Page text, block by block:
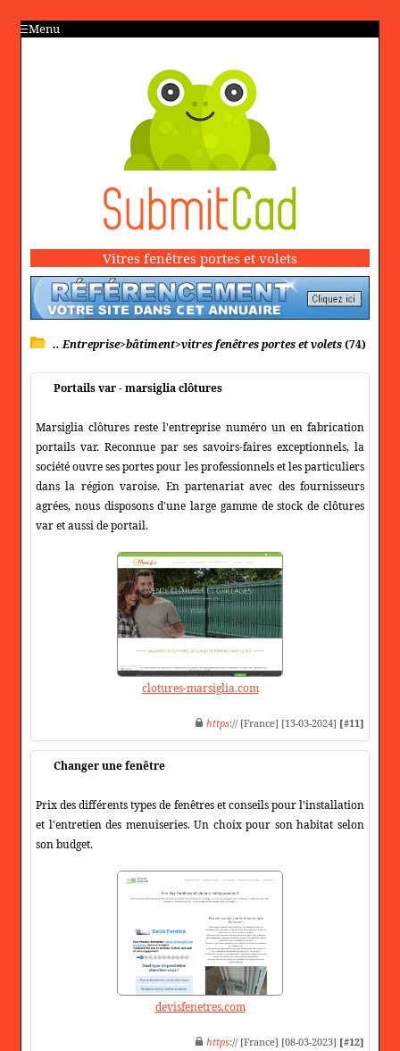
Menu
Vitres fenêtres portes et volets
.. Entreprise>bâtiment>vitres fenêtres portes et volets(74)
Portails var - marsiglia clôtures
Marsiglia clôtures reste l'entreprise numéro un en fabrication
portails var. Reconnue par ses savoirs-faires exceptionnels, la
société ouvre ses portes pour les professionnels et les particuliers
dans la région varoise. En partenariat avec des fournisseurs
agrées, nous disposons d'une large gamme de stock de clôtures
var et aussi de portail.
clotures-marsiglia.com
https:// [France] [13-03-2024] [#11]
Changer une fenêtre
Prix des différents types de fenêtres et conseils pour l'installation
et l'entretien des menuiseries. Un choix pour son habitat selon
son budget.
devisfenetres.com
https:// [France] [08-03-2023] [#12]